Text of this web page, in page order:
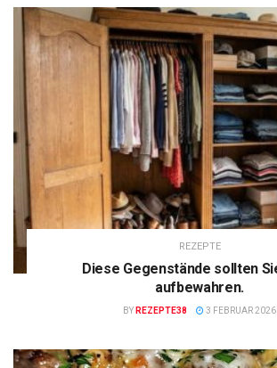
REZEPTE
Diese Gegenstände sollten
aufbewahren.
BY REZEPTE38 3 FEBRUAR 2026